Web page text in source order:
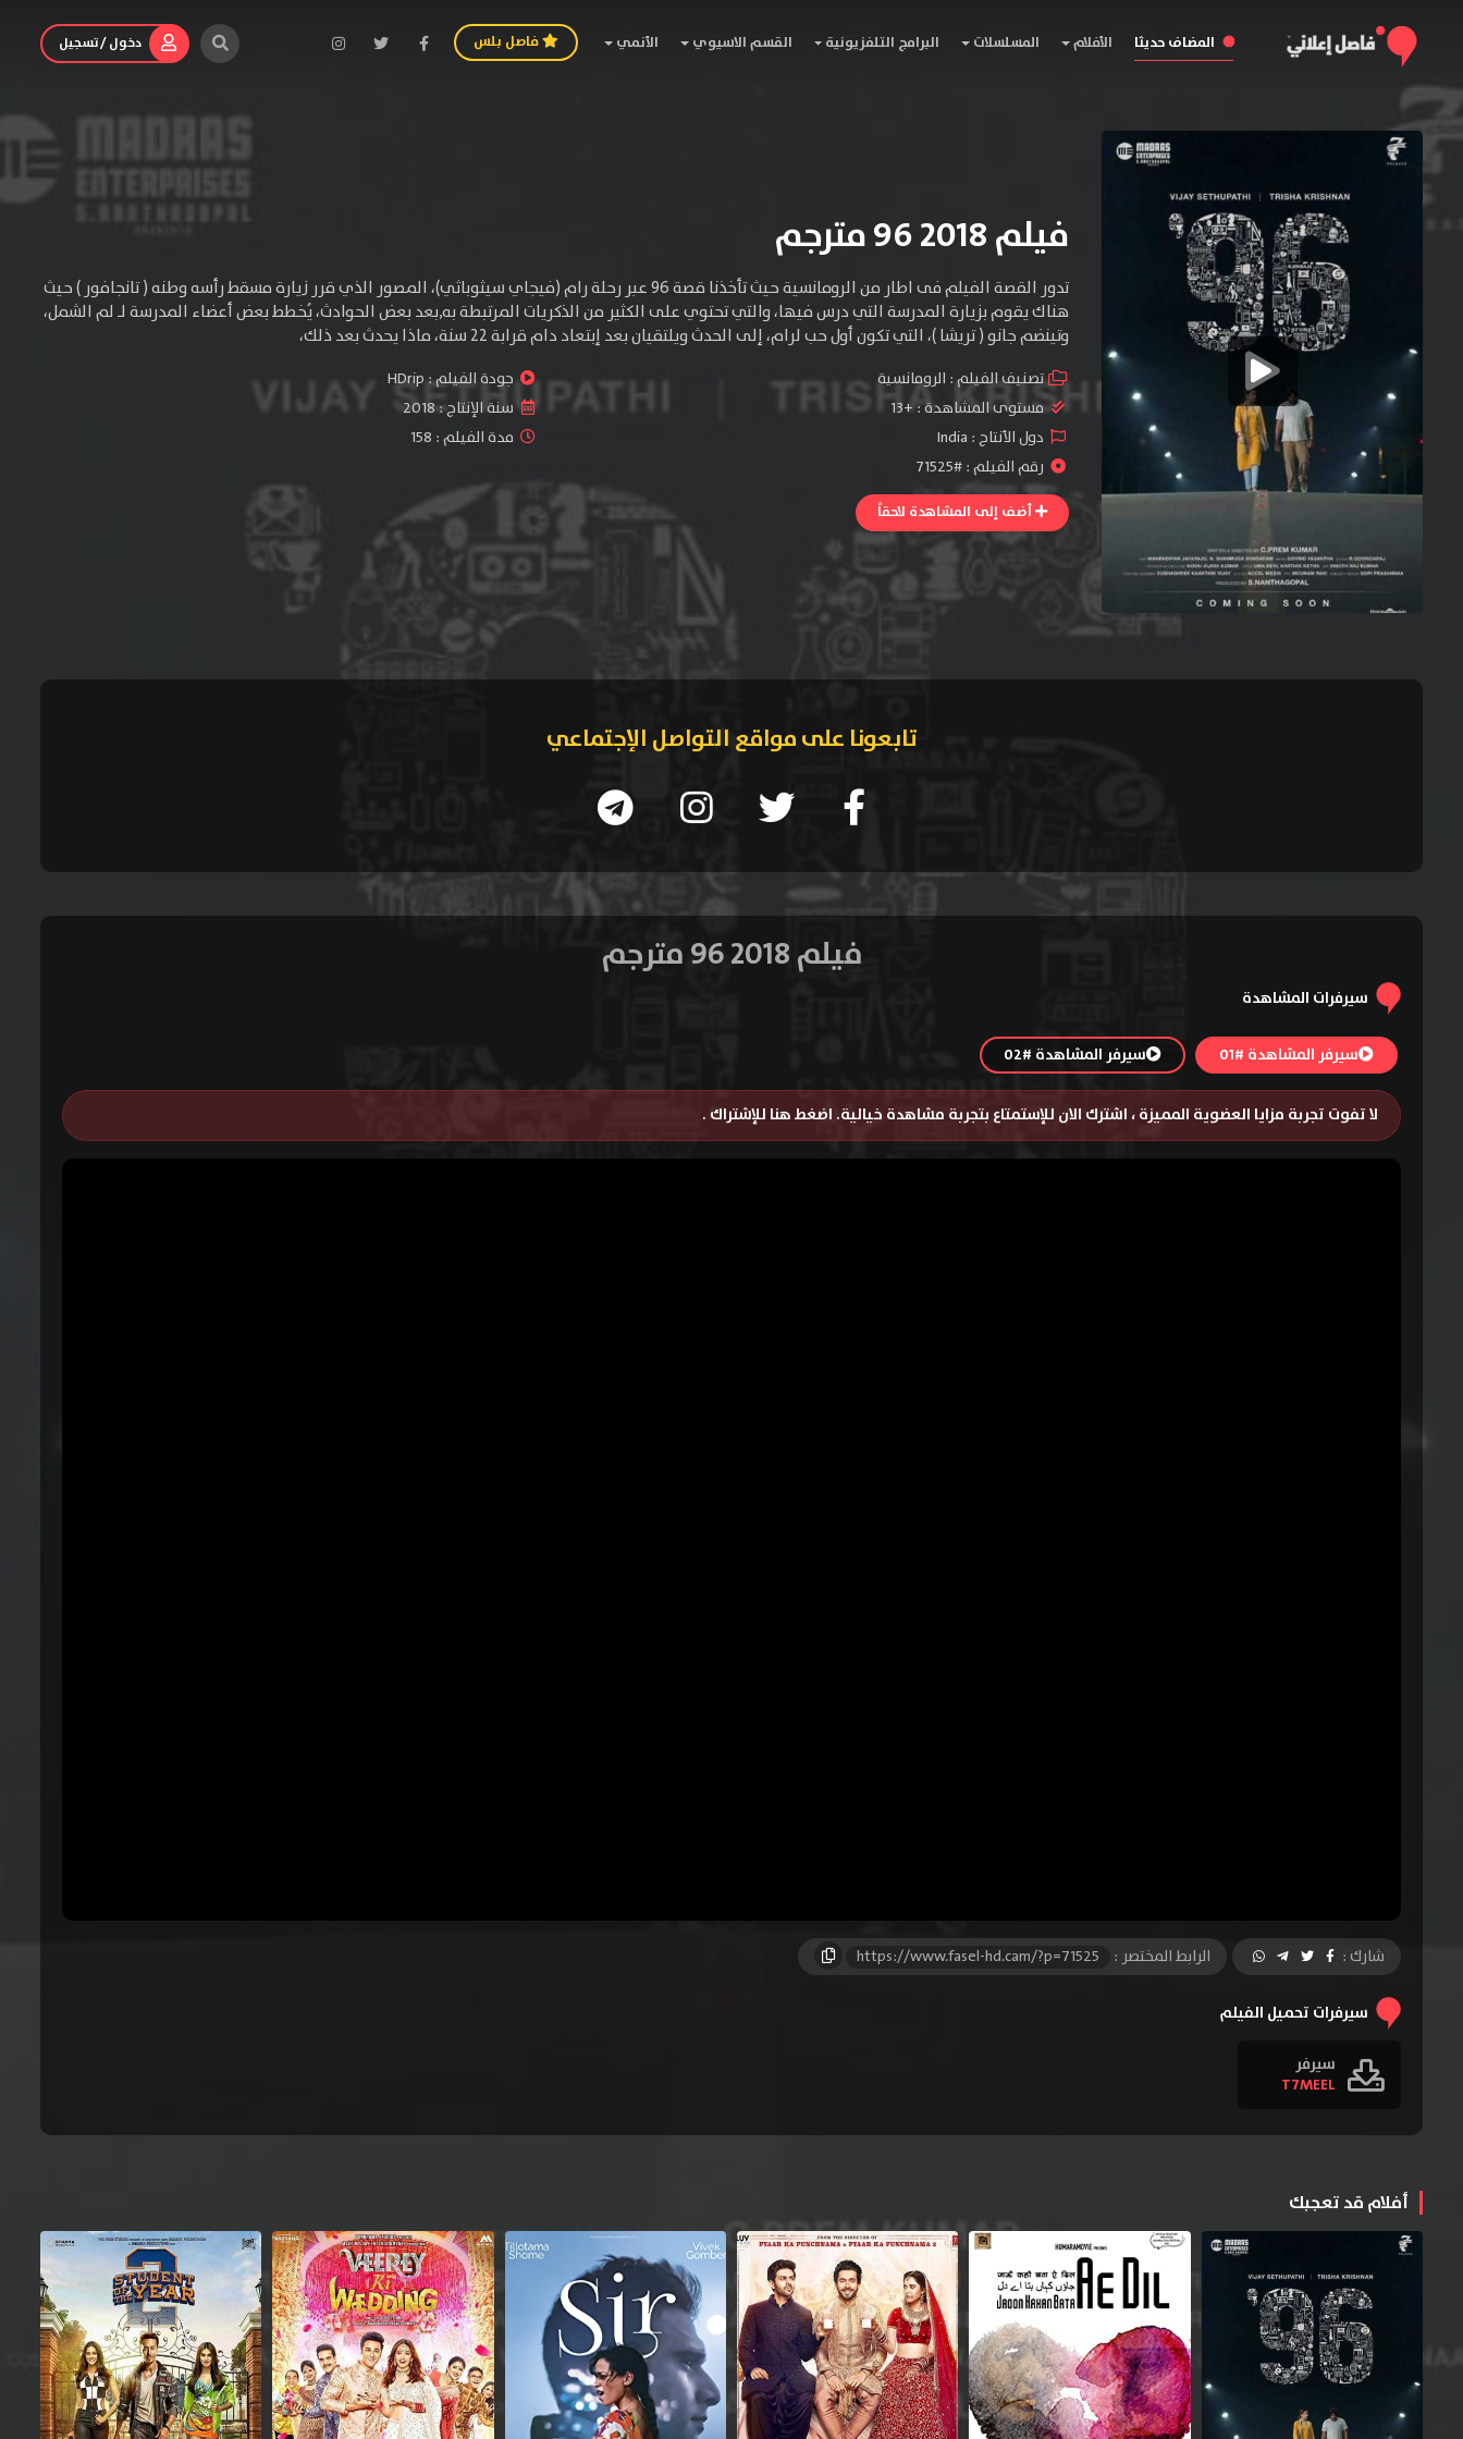
المضاف حديثا الأفلام المسلسلات البرامج التلفزيونية القسم الاسيوي الأنمي فاصل بلس دخول / تسجيل
فيلم 2018 96 مترجم
تدور القصة الفيلم فى اطار من الرومانسية حيث تأخذنا قصة 96 عبر رحلة رام (فيجاي سيثوباثي)، المصور الذي قرر زيارة مسقط رأسه وطنه ( تانجافور ) حيث
هناك يقوم بزيارة المدرسة التي درس فيها، والتي تحتوي على الكثير من الذكريات المرتبطة به,بعد بعض الحوادث، يُخطط بعض أعضاء المدرسة لـ لم الشمل،
وتينضم جانو ( تريشا )، التي تكون أول حب لرام، إلى الحدث ويلتقيان بعد إبتعاد دام قرابة 22 سنة، ماذا يحدث بعد ذلك،
تصنيف الفيلم : الرومانسية جودة الفيلم :HDrip
مستوى المشاهدة :+13 سنة الإنتاج :2018
دول الأنتاج : India
مدة الفيلم : 158
رقم الفيلم : #71525
أضف إلى المشاهدة لاحقاً
تابعونا على مواقع التواصل الإجتماعي
فيلم 2018 96 مترجم
سيرفرات المشاهدة
سيرفر المشاهدة #01 سيرفر المشاهدة #02
لا تفوت تجربة مزايا العضوية المميزة ، اشترك الان للإستمتاع بتجربة مشاهدة خيالية. اضغط هنا للإشتراك .
شارك : الرابط المختصر : https://www.fasel-hd.cam/?p=71525
سيرفرات تحميل الفيلم
سيرفر
T7MEEL
أفلام قد تعجبك